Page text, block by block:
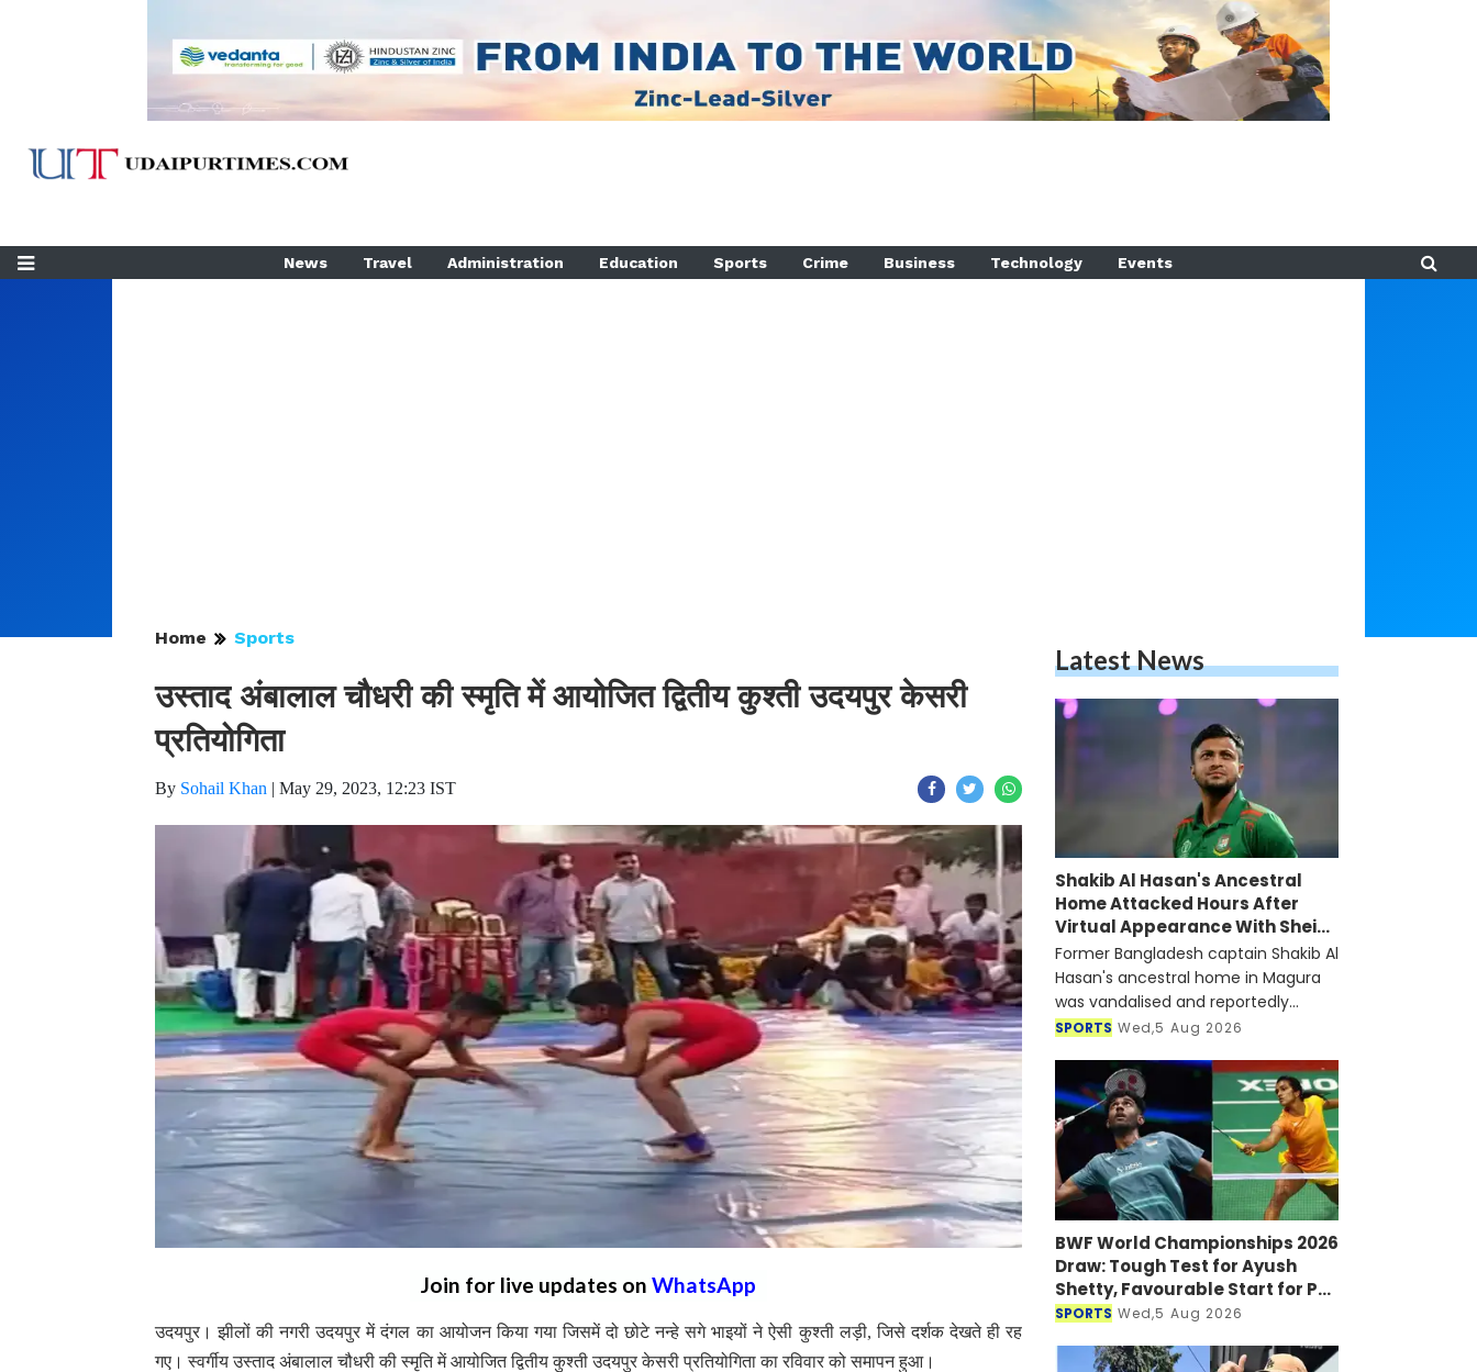
News Travel Administration Education Sports Crime Business Technology Events
Home Sports
उस्ताद अंबालाल चौधरी की स्मृति में आयोजित द्वितीय कुश्ती उदयपुर केसरी
प्रतियोगिता
By Sohail Khan | May 29, 2023, 12:23 IST
Join for live updates on WhatsApp
उदयपुर। झीलों की नगरी उदयपुर में दंगल का आयोजन किया गया जिसमें दो छोटे नन्हे सगे भाइयों ने ऐसी कुश्ती लड़ी, जिसे दर्शक देखते ही रह
गए। स्वर्गीय उस्ताद अंबालाल चौधरी की स्मृति में आयोजित द्वितीय कुश्ती उदयपुर केसरी प्रतियोगिता का रविवार को समापन हुआ।
Latest News
Shakib Al Hasan's Ancestral
Home Attacked Hours After
Virtual Appearance With Sheikh
Hasina
Former Bangladesh captain Shakib Al
Hasan's ancestral home in Magura
was vandalised and reportedly
targeted with a petrol bomb shortly
conference alongside Sheikh Hasi
SPORTS Wed,5 Aug 2026
BWF World Championships 2026
Draw: Tough Test for Ayush
Shetty, Favourable Start for PV
Sindhu
SPORTS Wed,5 Aug 2026